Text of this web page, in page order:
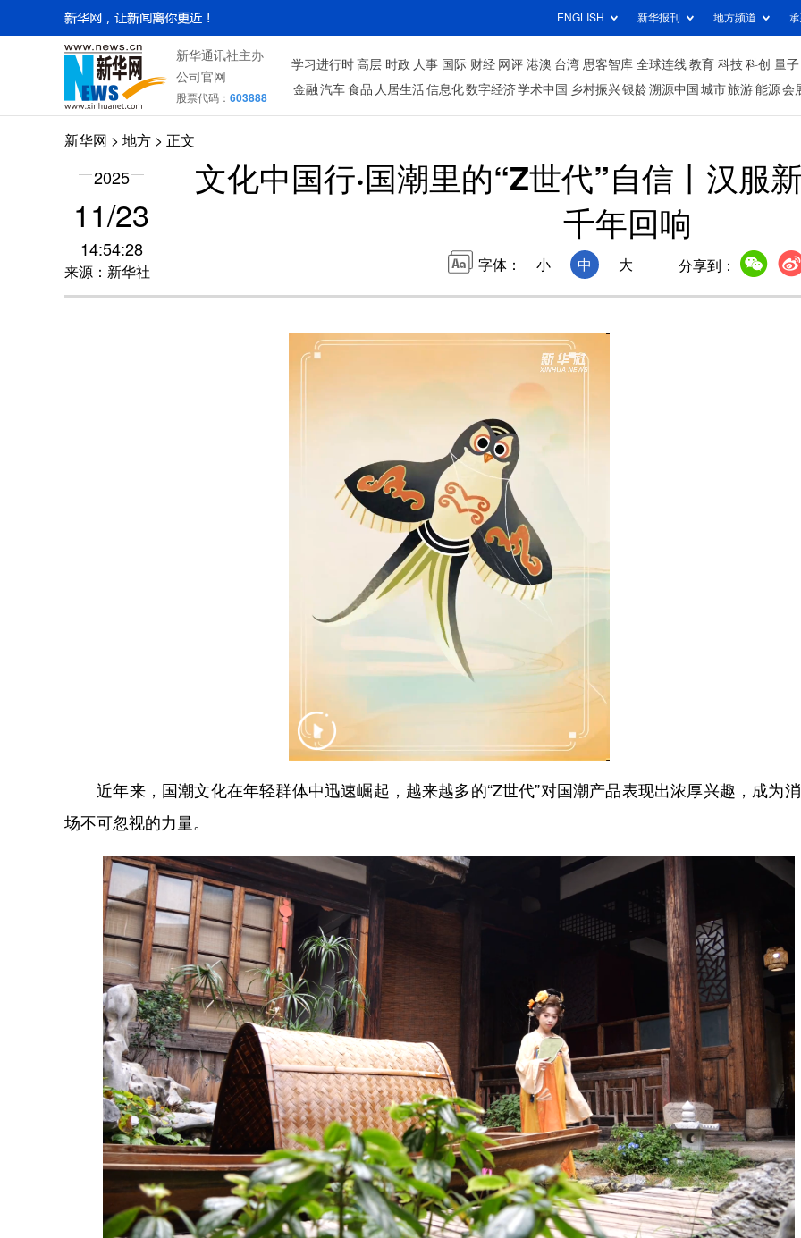
ENGLISH 新华报刊 地方频道
新华通讯社主办
公司官网
股票代码： 603888
学习进行时 高层 时政 人事 国际 财经 网评 港澳 台湾 思客智库 全球连线 教育 科技 科创 量子
金融 汽车 食品 人居生活信息化数字经济学术中国 乡村振兴银龄溯源中国 城市旅游 能源 会
新华网 > 地方 > 正文
2025
11/23
14:54:28
来源：新华社
文化中国行·国潮里的“Z世代”自信丨汉服
千年回响
字体： 小 中 大 分享到：
近年来，国潮文化在年轻群体中迅速崛起，越来越多的“Z世代”对国潮产品表现出浓厚兴趣，成为
场不可忽视的力量。